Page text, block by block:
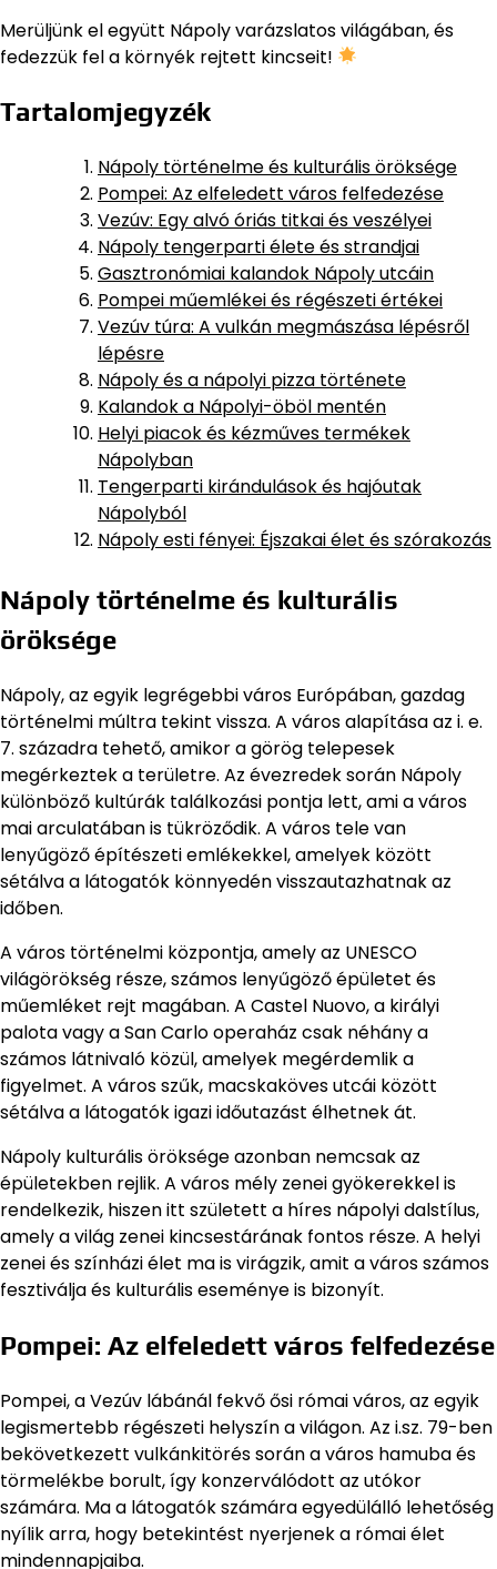
Merüljünk el együtt Nápoly varázslatos világában, és
fedezzük fel a környék rejtett kincseit!
Tartalomjegyzék
Nápoly történelme és kulturális öröksége
Pompei: Az elfeledett város felfedezése
Vezúv: Egy alvó óriás titkai és veszélyei
Nápoly tengerparti élete és strandjai
Gasztronómiai kalandok Nápoly utcáin
Pompei műemlékei és régészeti értékei
Vezúv túra: A vulkán megmászása lépésről
lépésre
Nápoly és a nápolyi pizza története
Kalandok a Nápolyi-öböl mentén
Helyi piacok és kézműves termékek
Nápolyban
Tengerparti kirándulások és hajóutak
Nápolyból
Nápoly esti fényei: Éjszakai élet és szórakozás
Nápoly történelme és kulturális
öröksége
Nápoly, az egyik legrégebbi város Európában, gazdag
történelmi múltra tekint vissza. A város alapítása az i. e.
7. századra tehető, amikor a görög telepesek
megérkeztek a területre. Az évezredek során Nápoly
különböző kultúrák találkozási pontja lett, ami a város
mai arculatában is tükröződik. A város tele van
lenyűgöző építészeti emlékekkel, amelyek között
sétálva a látogatók könnyedén visszautazhatnak az
időben.
A város történelmi központja, amely az UNESCO
világörökség része, számos lenyűgöző épületet és
műemléket rejt magában. A Castel Nuovo, a királyi
palota vagy a San Carlo operaház csak néhány a
számos látnivaló közül, amelyek megérdemlik a
figyelmet. A város szűk, macskaköves utcái között
sétálva a látogatók igazi időutazást élhetnek át.
Nápoly kulturális öröksége azonban nemcsak az
épületekben rejlik. A város mély zenei gyökerekkel is
rendelkezik, hiszen itt született a híres nápolyi dalstílus,
amely a világ zenei kincsestárának fontos része. A helyi
zenei és színházi élet ma is virágzik, amit a város számos
fesztiválja és kulturális eseménye is bizonyít.
Pompei: Az elfeledett város felfedezése
Pompei, a Vezúv lábánál fekvő ősi római város, az egyik
legismertebb régészeti helyszín a világon. Az i.sz. 79-ben
bekövetkezett vulkánkitörés során a város hamuba és
törmelékbe borult, így konzerválódott az utókor
számára. Ma a látogatók számára egyedülálló lehetőség
nyílik arra, hogy betekintést nyerjenek a római élet
mindennapjaiba.